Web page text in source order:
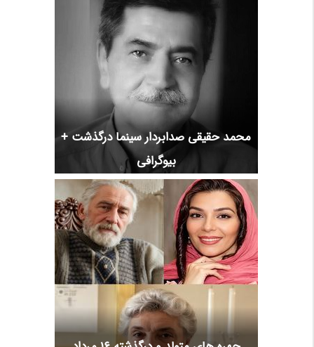
محمد حقیقی صدابردار سینما درگذشت +
بیوگرافی